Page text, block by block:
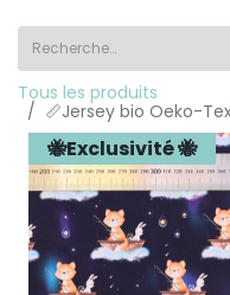
Tous les produits
📏Jersey bio Oeko-
🐝Exclusivité 🐝